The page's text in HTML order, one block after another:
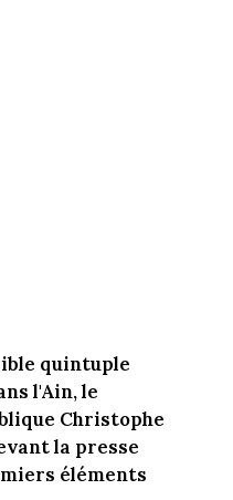
quintuple
l'Ain, le
Christophe
la presse
éléments